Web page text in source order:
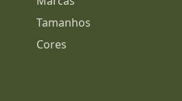
Tamanhos
Cores